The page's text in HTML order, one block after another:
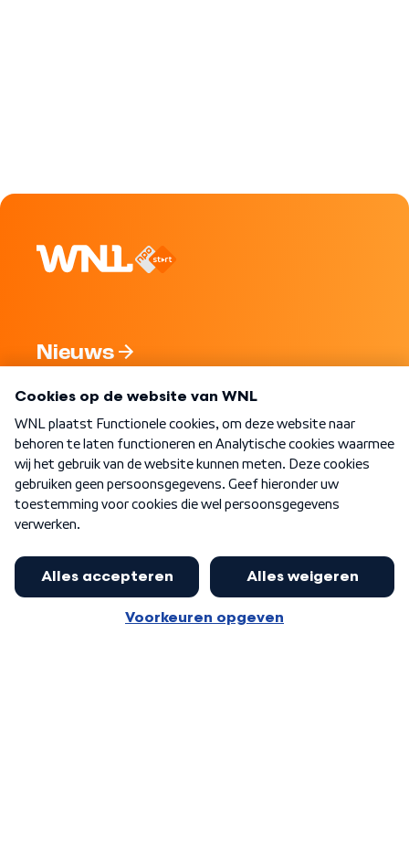
Nieuws
Nieuwsbrief
Word Lid